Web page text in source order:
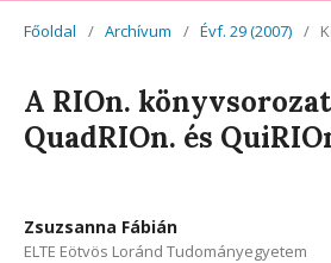
Főoldal / Archívum / Évf. 29 (2007) /
A RIOn.
QuadRIOn. és
Zsuzsanna Fábián
ELTE Eötvös Loránd Tudományegyetem